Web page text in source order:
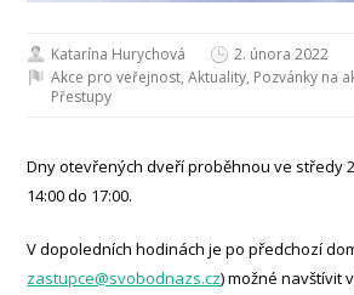
Katarína Hurychová
2. února 2022
Akce pro veřejnost,Aktuality, Pozvánky na
Přestupy
Dny otevřených dveří proběhnou ve středy
14:00 do 17:00.
V dopoledních hodinách je po předchozí
zastupce@svobodnazs.cz) možné navštívit